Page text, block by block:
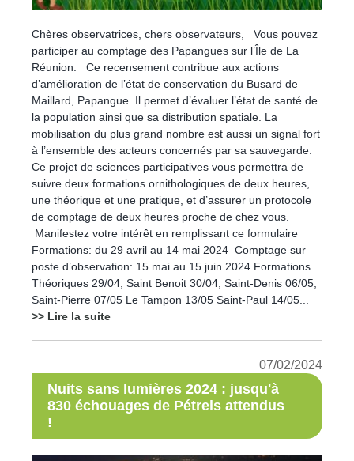
Chères observatrices, chers observateurs, Vous pouvez
participer au comptage des Papangues sur l’Île de La
Réunion. Ce recensement contribue aux actions
d’amélioration de l’état de conservation du Busard de
Maillard, Papangue. Il permet d’évaluer l’état de santé de
la population ainsi que sa distribution spatiale. La
mobilisation du plus grand nombre est aussi un signal fort
à l’ensemble des acteurs concernés par sa sauvegarde.
Ce projet de sciences participatives vous permettra de
suivre deux formations ornithologiques de deux heures,
une théorique et une pratique, et d’assurer un protocole
de comptage de deux heures proche de chez vous.
Manifestez votre intérêt en remplissant ce formulaire
Formations: du 29 avril au 14 mai 2024 Comptage sur
poste d’observation: 15 mai au 15 juin 2024 Formations
Théoriques 29/04, Saint Benoit 30/04, Saint-Denis 06/05,
Saint-Pierre 07/05 Le Tampon 13/05 Saint-Paul 14/05...
>> Lire la suite
07/02/2024
Nuits sans lumières 2024 : jusqu'à
830 échouages de Pétrels attendus
!